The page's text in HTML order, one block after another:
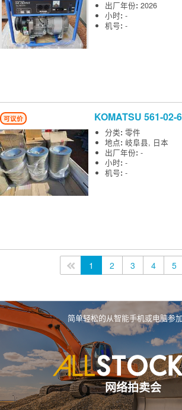
出厂年份:2026
小时:-
机号:-
可议价 KOMATSU561-02-
分类:零件
地点:岐阜县, 日本
出厂年份:-
小时:-
机号:-
<<1 2 3 4 5
简单轻松的从智能手机或电脑参
网络拍卖会